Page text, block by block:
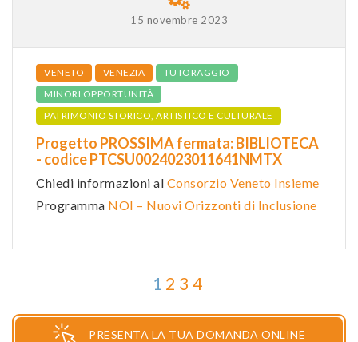
15 novembre 2023
VENETO VENEZIA
TUTORAGGIO
MINORI OPPORTUNITÀ
PATRIMONIO STORICO, ARTISTICO E CULTURALE
Progetto PROSSIMA fermata: BIBLIOTECA
- codice PTCSU0024023011641NMTX
Chiedi informazioni al Consorzio Veneto Insieme
Programma NOI – Nuovi Orizzonti di Inclusione
1 2 3 4
PRESENTA LA TUA DOMANDA ONLINE